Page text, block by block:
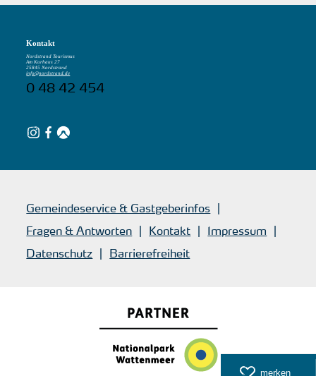
merken
Kontakt
Nordstrand Tourismus
Am Kurhaus 27
25845 Nordstrand
info@nordstrand.de
0 48 42 454
Gemeindeservice & Gastgeberinfos
Fragen & Antworten
Kontakt
Impressum
Datenschutz
Barrierefreiheit